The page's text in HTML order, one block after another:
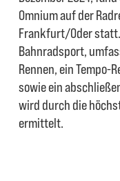
Omnium auf der
Frankfurt/Oder
Bahnradsport,
Rennen, ein Tempo-
sowie ein
wird durch die
ermittelt.